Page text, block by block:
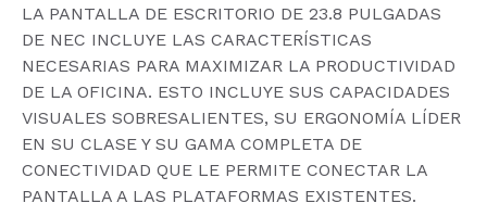
LA PANTALLA DE ESCRITORIO DE 23.8 PULGADAS
DE NEC INCLUYE LAS CARACTERÍSTICAS
NECESARIAS PARA MAXIMIZAR LA PRODUCTIVIDAD
DE LA OFICINA. ESTO INCLUYE SUS CAPACIDADES
VISUALES SOBRESALIENTES, SU ERGONOMÍA LÍDER
EN SU CLASE Y SU GAMA COMPLETA DE
CONECTIVIDAD QUE LE PERMITE CONECTAR LA
PANTALLA A LAS PLATAFORMAS EXISTENTES.